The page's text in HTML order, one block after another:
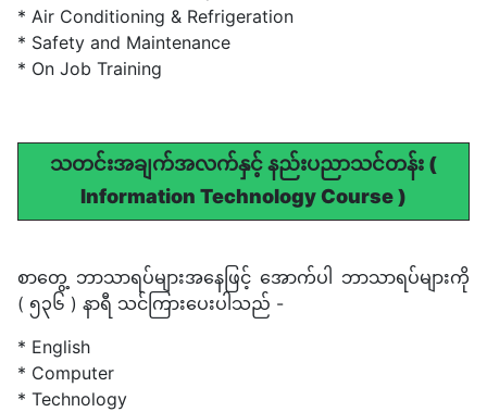
* Air Conditioning & Refrigeration
* Safety and Maintenance
* On Job Training
သတင်းအချက်အလက်နှင့် နည်းပညာသင်တန်း (
Information Technology Course )
စာတွေ့ ဘာသာရပ်များအနေဖြင့် အောက်ပါ ဘာသာရပ်များကို
( ၅၃၆ ) နာရီ သင်ကြားပေးပါသည် -
* English
* Computer
* Technology